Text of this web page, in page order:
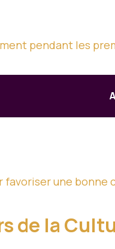
pendant les
une bonne
de la